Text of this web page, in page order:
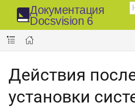
Документация
Docsvision 6
Действия
установки